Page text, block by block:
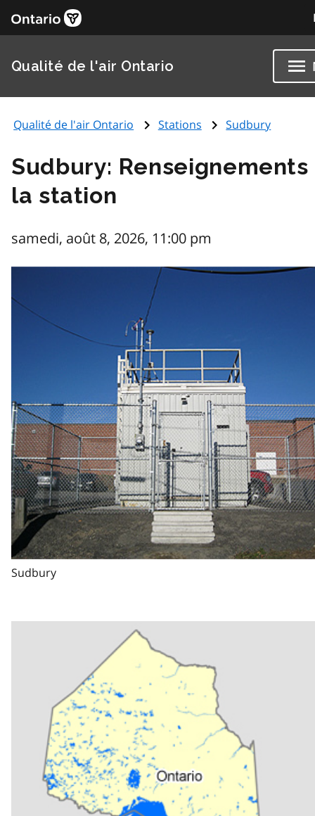
Qualité de l'air Ontario
Qualité de l'air Ontario Stations Sudbury
Sudbury: Renseignements
la station
samedi, août 8, 2026, 11:00 pm
Sudbury